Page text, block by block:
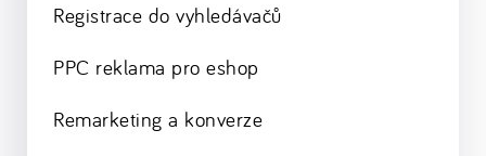
Registrace do vyhledávačů
PPC reklama pro eshop
Remarketing a konverze